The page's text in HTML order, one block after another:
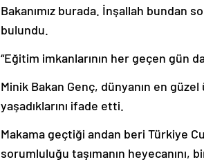
Bakanımız burada. İnşallah bundan
bulundu.
“Eğitim imkanlarının her geçen gün
Minik Bakan Genç, dünyanın en
yaşadıklarını ifade etti.
Makama geçtiği andan beri Türkiye
sorumluluğu taşımanın heyecanını,